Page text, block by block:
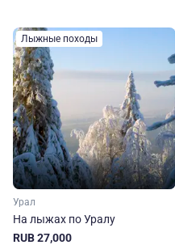
Лыжные походы
Урал
На лыжах по Уралу
RUB 27,000